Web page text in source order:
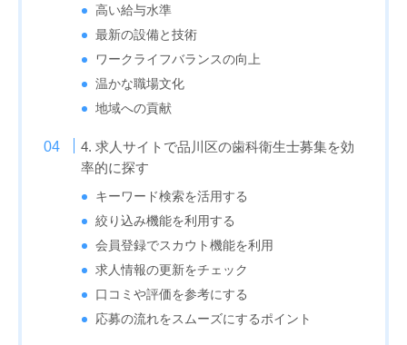
高い給与水準
最新の設備と技術
ワークライフバランスの向上
温かな職場文化
地域への貢献
4. 求人サイトで品川区の歯科衛生士募集を効
率的に探す
キーワード検索を活用する
絞り込み機能を利用する
会員登録でスカウト機能を利用
求人情報の更新をチェック
口コミや評価を参考にする
応募の流れをスムーズにするポイント